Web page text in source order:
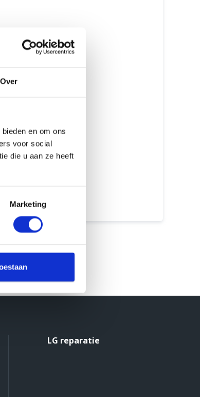
Over
en om ons
voor social
die u aan ze heeft
Marketing
Erkende Apple Reparateur
Gecertificeerde monteurs
Beste prijs garantie
7 dagen open
afspraak
LG reparatie